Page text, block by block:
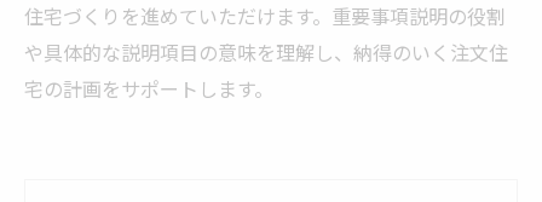
住宅づくりを進めていただけます。重要事項説明の役割
や具体的な説明項目の意味を理解し、納得のいく注文住
宅の計画をサポートします。